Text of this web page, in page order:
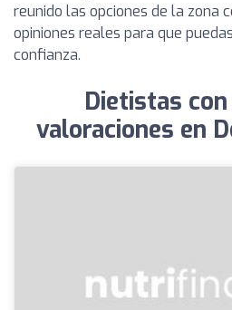
reunido las opciones de la zona
opiniones reales para que
confianza.
Dietistas
valoraciones en